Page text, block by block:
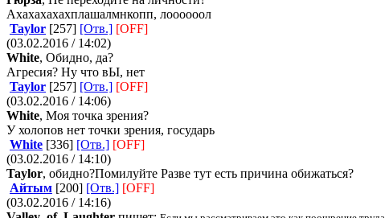
Ахахахахахплашалмнкопп, лоооооол
Taylor [257] [Отв.] [OFF]
(03.02.2016 / 14:02)
White, Обидно, да?
Агресия? Ну что вЬІ, нет
Taylor [257] [Отв.] [OFF]
(03.02.2016 / 14:06)
White, Моя точка зрения?
У холопов нет точки зрения, государь
White [336] [Отв.] [OFF]
(03.02.2016 / 14:10)
Taylor, обидно?Помилуйте Разве тут есть причина обижаться?
Айтым [200] [Отв.] [OFF]
(03.02.2016 / 14:16)